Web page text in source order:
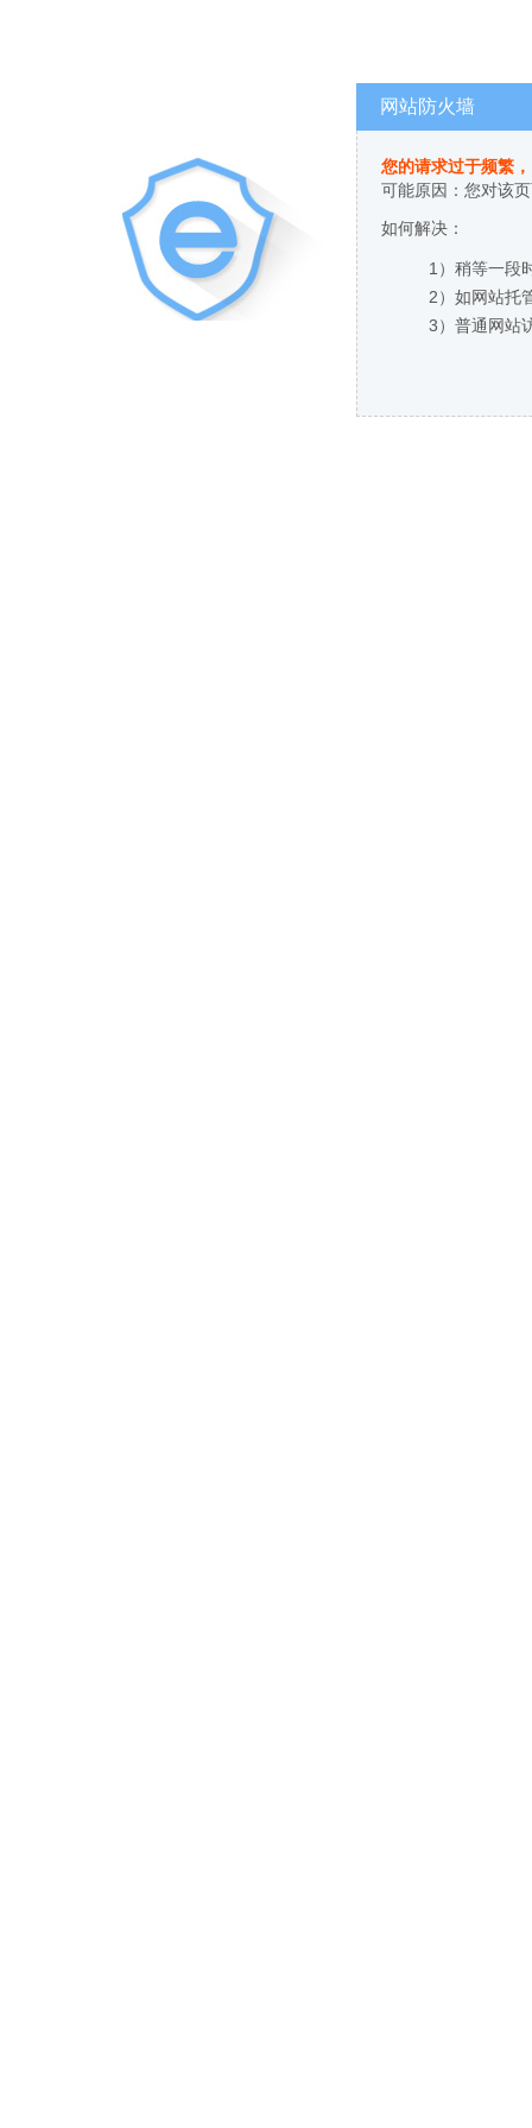
网站防火墙
您的请求过于频繁
可能原因：您对该
如何解决：
1）稍等一段
2）如网站托
3）普通网站